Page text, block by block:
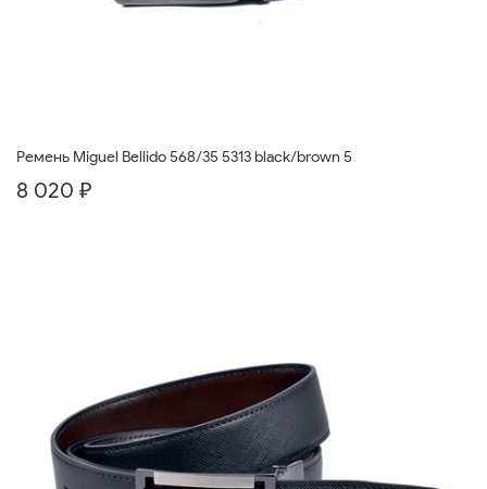
Ремень Miguel Bellido 568/35 5313 black/brown 5
8 020 ₽